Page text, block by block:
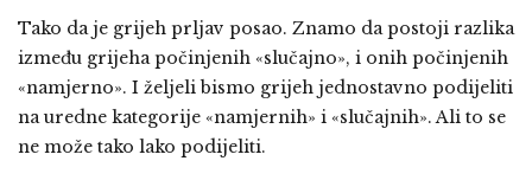
Tako da je grijeh prljav posao. Znamo da postoji razlika
između grijeha počinjenih «slučajno», i onih počinjenih
«namjerno». I željeli bismo grijeh jednostavno podijeliti
na uredne kategorije «namjernih» i «slučajnih». Ali to se
ne može tako lako podijeliti.